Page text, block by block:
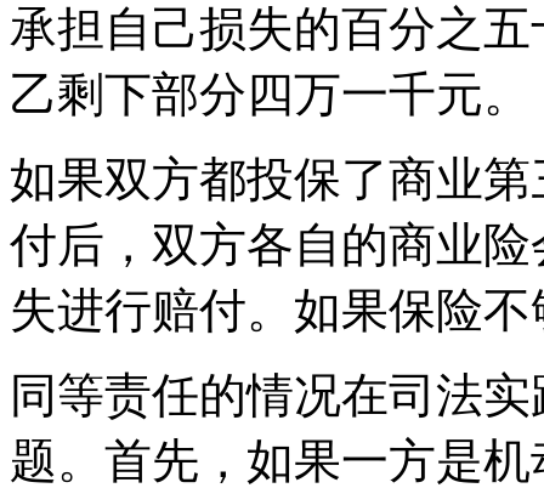
承担自己损失的百分之
乙剩下部分四万一千元。
如果双方都投保了商业
付后，双方各自的商业
失进行赔付。如果保险
同等责任的情况在司法
题。首先，如果一方是